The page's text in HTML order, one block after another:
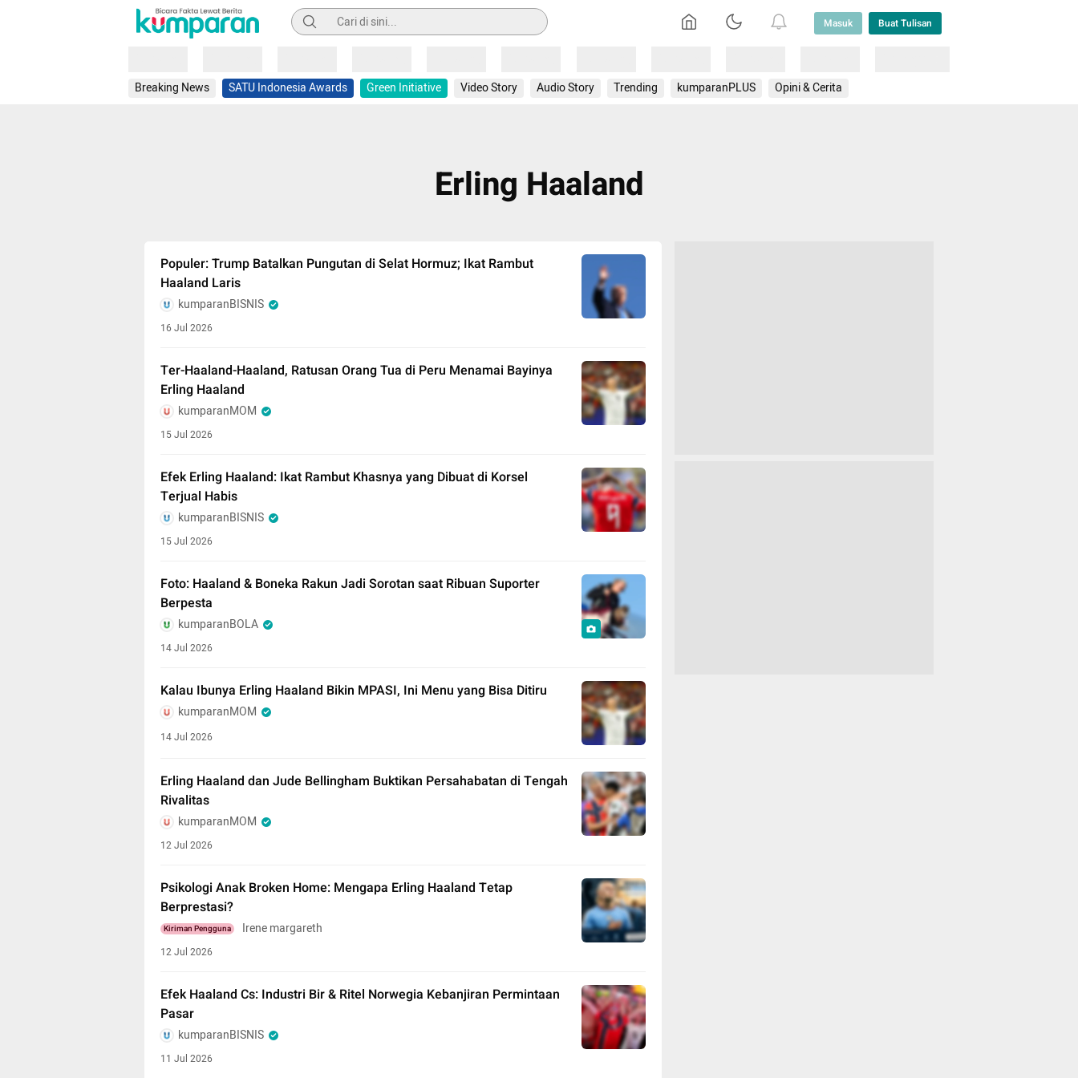
Pencarian Masuk Buat Tulisan
Breaking News SATU Indonesia Awards Green Initiative Video Story Audio Story Trending kumparanPLUS Opini & Cerita
Erling Haaland
Populer: Trump Batalkan Pungutan di Selat Hormuz; Ikat Rambut
Haaland Laris
kumparanBISNIS
16 Jul 2026
Ter-Haaland-Haaland, Ratusan Orang Tua di Peru Menamai Bayinya
Erling Haaland
kumparanMOM
15 Jul 2026
Efek Erling Haaland: Ikat Rambut Khasnya yang Dibuat di Korsel
Terjual Habis
kumparanBISNIS
15 Jul 2026
Foto: Haaland & Boneka Rakun Jadi Sorotan saat Ribuan Suporter
Berpesta
kumparanBOLA
14 Jul 2026
Kalau Ibunya Erling Haaland Bikin MPASI, Ini Menu yang Bisa Ditiru
kumparanMOM
14 Jul 2026
Erling Haaland dan Jude Bellingham Buktikan Persahabatan di Tengah
Rivalitas
kumparanMOM
12 Jul 2026
Psikologi Anak Broken Home: Mengapa Erling Haaland Tetap
Berprestasi?
Kiriman Pengguna Irene margareth
12 Jul 2026
Efek Haaland Cs: Industri Bir & Ritel Norwegia Kebanjiran Permintaan
Pasar
kumparanBISNIS
11 Jul 2026